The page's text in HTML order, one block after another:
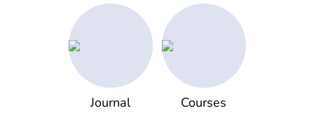
Journal Courses